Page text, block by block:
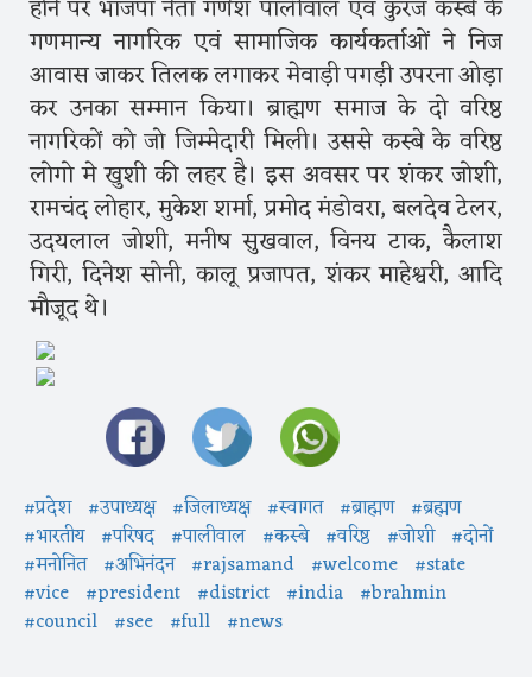
होने पर भाजपा नेता गणेश पालीवाल एवं कुरज कस्बे के
गणमान्य नागरिक एवं सामाजिक कार्यकर्ताओं ने निज
आवास जाकर तिलक लगाकर मेवाड़ी पगड़ी उपरना ओड़ा
कर उनका सम्मान किया। ब्राह्मण समाज के दो वरिष्ठ
नागरिकों को जो जिम्मेदारी मिली। उससे कस्बे के वरिष्ठ
लोगो मे खुशी की लहर है। इस अवसर पर शंकर जोशी,
रामचंद लोहार, मुकेश शर्मा, प्रमोद मंडोवरा, बलदेव टेलर,
उदयलाल जोशी, मनीष सुखवाल, विनय टाक, कैलाश
गिरी, दिनेश सोनी, कालू प्रजापत, शंकर माहेश्वरी, आदि
मौजूद थे।
#प्रदेश #उपाध्यक्ष #जिलाध्यक्ष #स्वागत #ब्राह्मण #ब्रह्मण
#भारतीय #परिषद #पालीवाल #कस्बे #वरिष्ठ #जोशी #दोनों
#मनोनित #अभिनंदन #rajsamand #welcome #state
#vice #president #district #india #brahmin
#council #see #full #news